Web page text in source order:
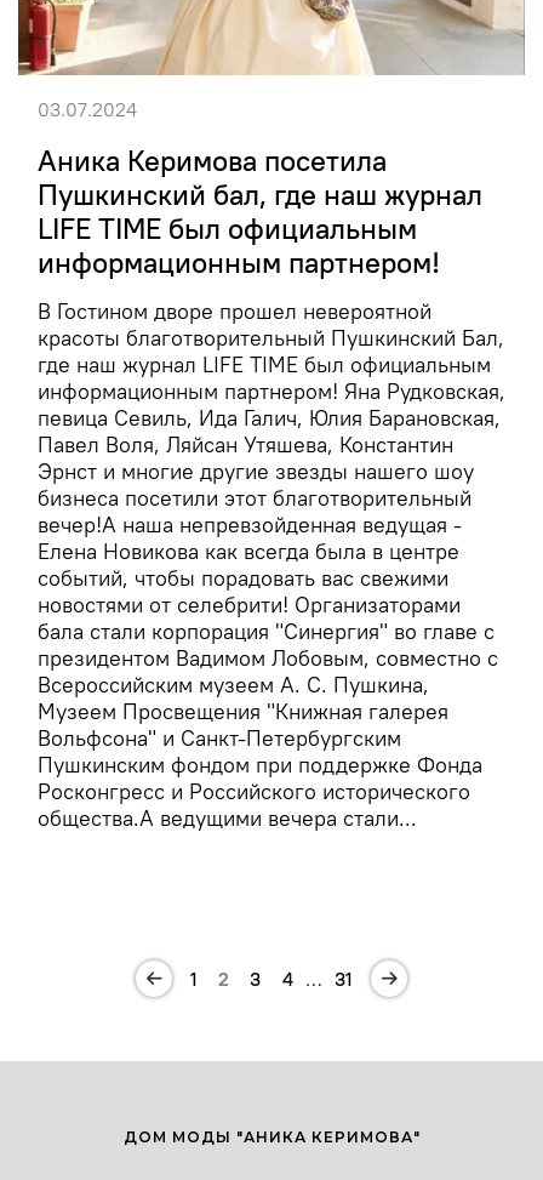
Аника Керимова посетила
Пушкинский бал, где наш журнал
LIFE TIME был официальным
информационным партнером!
В Гостином дворе прошел невероятной
красоты благотворительный Пушкинский Бал,
где наш журнал LIFE TIME был официальным
информационным партнером! Яна Рудковская,
певица Севиль, Ида Галич, Юлия Барановская,
Павел Воля, Ляйсан Утяшева, Константин
Эрнст и многие другие звезды нашего шоу
бизнеса посетили этот благотворительный
вечер!А наша непревзойденная ведущая -
Елена Новикова как всегда была в центре
событий, чтобы порадовать вас свежими
новостями от селебрити! Организаторами
бала стали корпорация "Синергия" во главе с
президентом Вадимом Лобовым, совместно с
Всероссийским музеем А. С. Пушкина,
Музеем Просвещения "Книжная галерея
Вольфсона" и Санкт-Петербургским
Пушкинским фондом при поддержке Фонда
Росконгресс и Российского исторического
общества.А ведущими вечера стали...
03.07.2024
1 2 3 4 … 31
ДОМ МОДЫ "АНИКА КЕРИМОВА"